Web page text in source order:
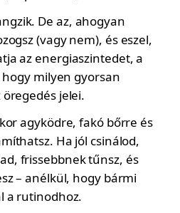
De az, ahogyan
(vagy nem), és eszel,
az energiaszintedet, a
milyen gyorsan
jelei.
agyködre, fakó bőrre és
Ha jól csinálod,
frissebbnek tűnsz, és
– anélkül, hogy bármi
a rutinodhoz.